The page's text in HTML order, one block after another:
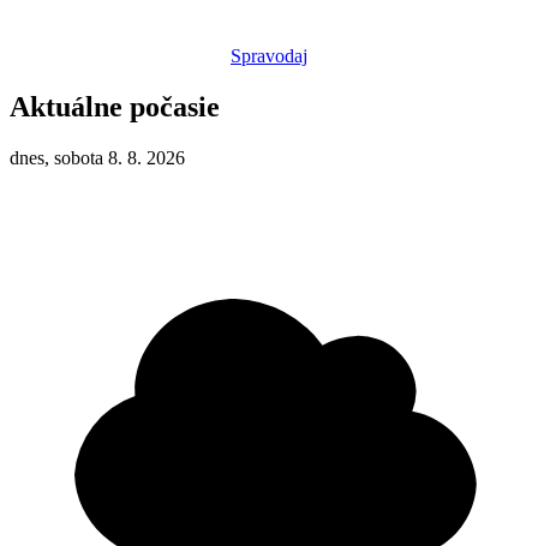
Spravodaj
Aktuálne počasie
dnes, sobota 8. 8. 2026